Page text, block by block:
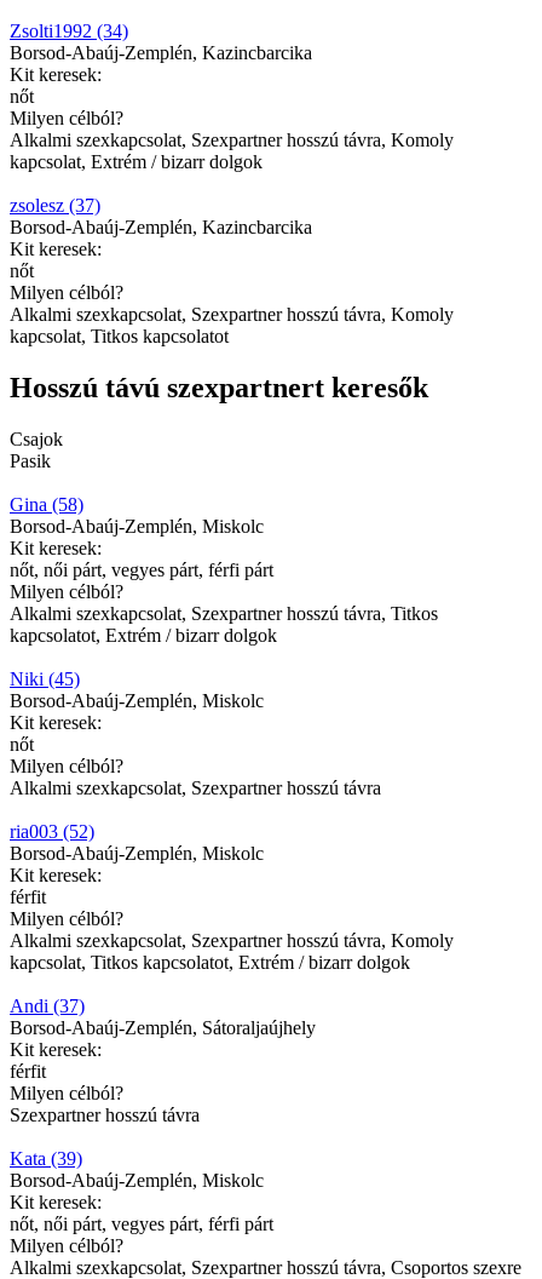
Zsolti1992 (34)
Borsod-Abaúj-Zemplén, Kazincbarcika
Kit keresek:
nőt
Milyen célból?
Alkalmi szexkapcsolat, Szexpartner hosszú távra, Komoly
kapcsolat, Extrém / bizarr dolgok
zsolesz (37)
Borsod-Abaúj-Zemplén, Kazincbarcika
Kit keresek:
nőt
Milyen célból?
Alkalmi szexkapcsolat, Szexpartner hosszú távra, Komoly
kapcsolat, Titkos kapcsolatot
Hosszú távú szexpartnert keresők
Csajok
Pasik
Gina (58)
Borsod-Abaúj-Zemplén, Miskolc
Kit keresek:
nőt, női párt, vegyes párt, férfi párt
Milyen célból?
Alkalmi szexkapcsolat, Szexpartner hosszú távra, Titkos
kapcsolatot, Extrém / bizarr dolgok
Niki (45)
Borsod-Abaúj-Zemplén, Miskolc
Kit keresek:
nőt
Milyen célból?
Alkalmi szexkapcsolat, Szexpartner hosszú távra
ria003 (52)
Borsod-Abaúj-Zemplén, Miskolc
Kit keresek:
férfit
Milyen célból?
Alkalmi szexkapcsolat, Szexpartner hosszú távra, Komoly
kapcsolat, Titkos kapcsolatot, Extrém / bizarr dolgok
Andi (37)
Borsod-Abaúj-Zemplén, Sátoraljaújhely
Kit keresek:
férfit
Milyen célból?
Szexpartner hosszú távra
Kata (39)
Borsod-Abaúj-Zemplén, Miskolc
Kit keresek:
nőt, női párt, vegyes párt, férfi párt
Milyen célból?
Alkalmi szexkapcsolat, Szexpartner hosszú távra, Csoportos szexre